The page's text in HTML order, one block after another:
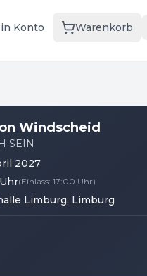
Konto Warenkorb
Windscheid
SEIN
2027
(Einlass:17:00 Uhr)
Limburg, Limburg